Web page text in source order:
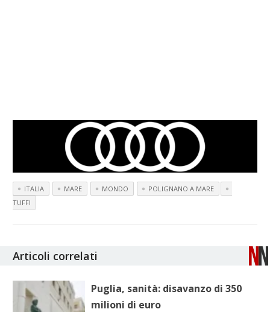
ITALIA MARE MONDO
POLIGNANO A MARE
TUFFI
Articoli correlati
Puglia, sanità: disavanzo di 350
milioni di euro